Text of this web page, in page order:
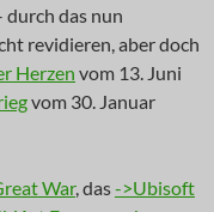
durch das nun
revidieren, aber doch
Herzen vom 13. Juni
vom 30. Januar
War, das->Ubisoft